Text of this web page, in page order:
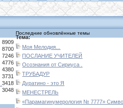
Последние обновлённые темы
8909
8700
7246
4776
4380
3731
3418
3048
Тема:
Моя Мелодия...
ПОСЛАНИЕ УЧИТЕЛЕЙ
Осознания от Сириуса .
ТРУБАДУР
Дуратино - это Я
МЕНЕСТРЕЛЬ
«Парамагинумерология № 7777»